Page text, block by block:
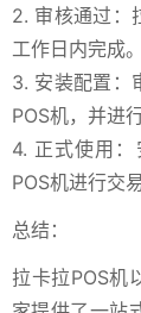
2. 审核通过：
工作日内完成。
3. 安装配置：
POS机，并进
4. 正式使用
POS机进行交
总结：
拉卡拉POS机